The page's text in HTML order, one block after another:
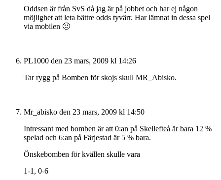
Oddsen är från SvS då jag är på jobbet och har ej någon
möjlighet att leta bättre odds tyvärr. Har lämnat in dessa spel
via mobilen 🙂
PL1000 den 23 mars, 2009 kl 14:26
Tar rygg på Bomben för skojs skull MR_Abisko.
Mr_abisko den 23 mars, 2009 kl 14:50
Intressant med bomben är att 0:an på Skellefteå är bara 12 %
spelad och 6:an på Färjestad är 5 % bara.
Önskebomben för kvällen skulle vara
1-1, 0-6